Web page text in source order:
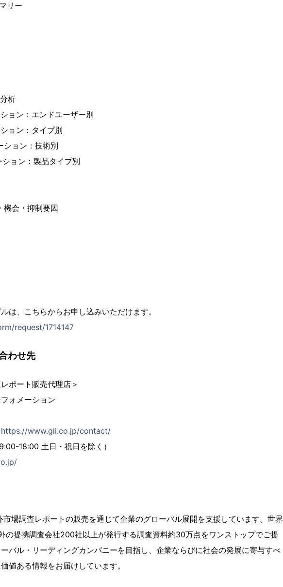
リー
析
ョン：エンドユーザー別
ョン：タイプ別
ション：技術別
ョン：製品タイプ別
機会・抑制要因
は、こちらからお申し込みいただけます。
request/1714147
わせ先
ポート販売代理店＞
ォメーション
https://www.gii.co.jp/contact/
18:00 土日・祝日を除く）
場調査レポートの販売を通じて企業のグローバル展開を支援しています。世界
の提携調査会社200社以上が発行する調査資料約30万点をワンストップでご提
バル・リーディングカンパニーを目指し、企業ならびに社会の発展に寄与すべ
値ある情報をお届けしています。